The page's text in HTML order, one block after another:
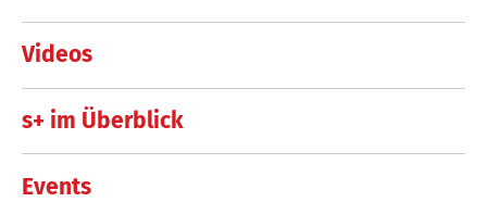
Videos
s+ im Überblick
Events